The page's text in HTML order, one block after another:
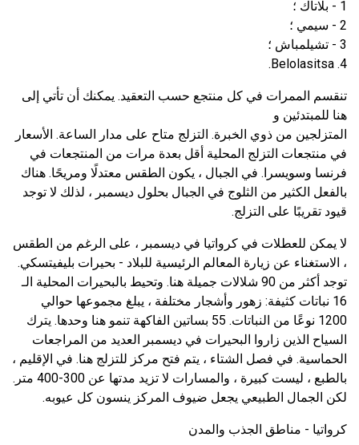
1 - بلاتاك ؛
2 - سيمي ؛
3 - تشيلمباش ؛
4. Belolasitsa.
تنقسم الممرات في كل منتجع حسب التعقيد. يمكنك أن تأتي إلى
هنا للمبتدئين و
المتزلجين من ذوي الخبرة. التزلج متاح على مدار الساعة. الأسعار
في منتجعات التزلج المحلية أقل بعدة مرات من المنتجعات في
فرنسا وسويسرا. في الجبال ، يكون الطقس معتدلًا ومريحًا. هناك
بالفعل الكثير من الثلوج في الجبال بحلول ديسمبر ، لذلك لا توجد
قيود تقريبًا على التزلج.
لا يمكن للعطلات في كرواتيا في ديسمبر ، على الرغم من الطقس
، الاستغناء عن زيارة المعالم الرئيسية للبلاد - بحيرات بليفيتسكي.
توجد أكثر من 90 شلالات جميلة هنا. وتحيط بالبحيرات المحلية الـ
16 نباتات كثيفة: زهور وأشجار مختلفة ، يبلغ مجموعها حوالي
1200 نوعًا من النباتات. 55 بساتين الفاكهة تنمو هنا وحدها. يترك
السياح الذين زاروا البحيرات في ديسمبر العديد من المراجعات
الحماسية. في فصل الشتاء ، يتم فتح مركز للتزلج هنا. في الإقليم ،
بالطبع ، ليست كبيرة ، والمسارات لا تزيد مدتها عن 300-400 متر.
لكن الجمال الطبيعي يجعل ضيوف المركز ينسون كل عيوبه.
كرواتيا - مناطق الجذب والمدن